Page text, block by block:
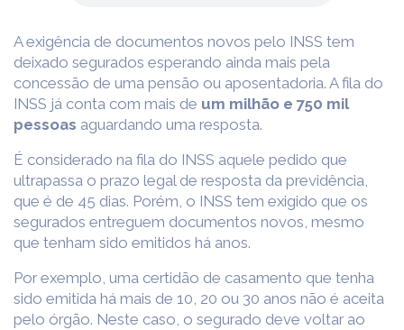
A exigência de documentos novos pelo INSS tem
deixado segurados esperando ainda mais pela
concessão de uma pensão ou aposentadoria. A fila do
INSS já conta com mais de um milhão e 750 mil
pessoas aguardando uma resposta.
É considerado na fila do INSS aquele pedido que
ultrapassa o prazo legal de resposta da previdência,
que é de 45 dias. Porém, o INSS tem exigido que os
segurados entreguem documentos novos, mesmo
que tenham sido emitidos há anos.
Por exemplo, uma certidão de casamento que tenha
sido emitida há mais de 10, 20 ou 30 anos não é aceita
pelo órgão. Neste caso, o segurado deve voltar ao